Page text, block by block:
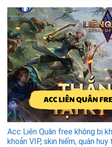
Acc Liên Quân free không bị
khoản VIP, skin hiếm, quân